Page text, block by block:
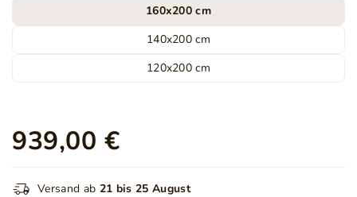
160x200 cm
140x200 cm
120x200 cm
939,00 €
Versand ab 21 bis 25 August